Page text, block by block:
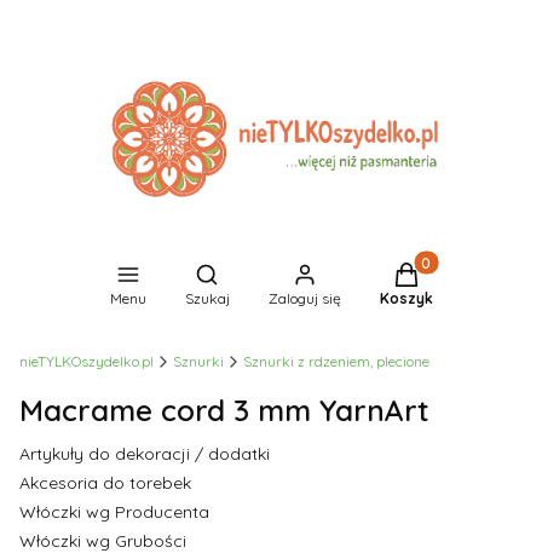
Menu
Otwórz wyszukiwarkę
Szukaj Zaloguj się
Produkty w
Koszyk
nieTYLKOszydelko.pl Sznurki Sznurki z rdzeniem, plecione
Macrame cord 3 mm YarnArt
Artykuły do dekoracji / dodatki
Akcesoria do torebek
Włóczki wg Producenta
Włóczki wg Grubości